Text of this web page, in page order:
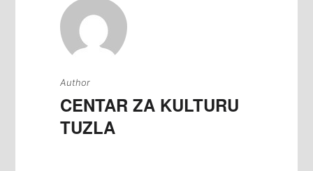
Author
CENTAR ZA KULTURU
TUZLA